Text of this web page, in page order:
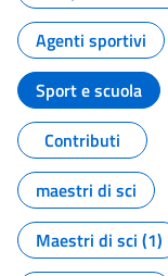
Agenti sportivi
Sport e scuola
Contributi
maestri di sci
Maestri di sci (1)